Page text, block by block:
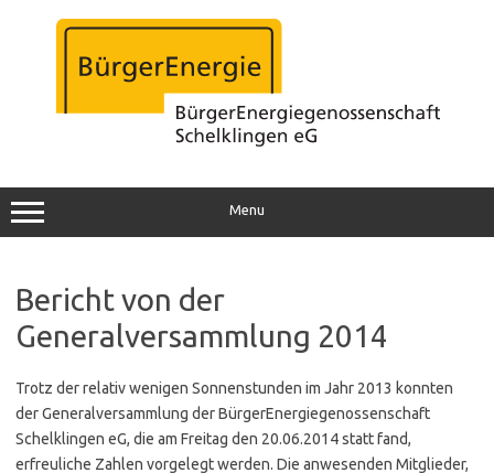
Menu
Bericht von der
Generalversammlung 2014
Trotz der relativ wenigen Sonnenstunden im Jahr 2013 konnten
der Generalversammlung der BürgerEnergiegenossenschaft
Schelklingen eG, die am Freitag den 20.06.2014 statt fand,
erfreuliche Zahlen vorgelegt werden. Die anwesenden Mitglieder,